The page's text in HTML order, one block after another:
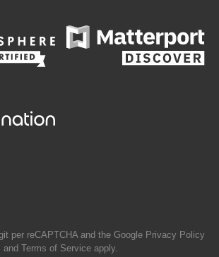
per reCAPTCHA and the Google Privacy Policy
and Terms of Service apply.